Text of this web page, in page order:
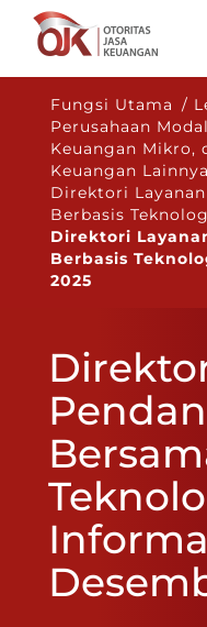
Tentang OJK
Fungsi Utama
Publikasi
Regulasi
Statistik
Karir
Fungsi Utama /
Perusahaan
Keuangan Mikro,
Keuangan
Direktori
Berbasis
Direktori
Berbasis
2025